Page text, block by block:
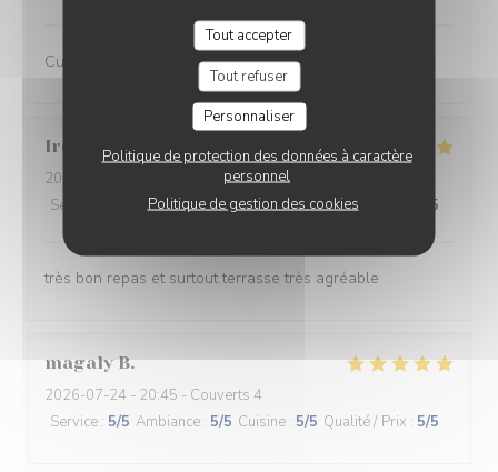
Tout accepter
Tout refuser
Personnaliser
Politique de protection des données à caractère
personnel
Politique de gestion des cookies
Cuisine raffinée et inventive
Irène B
2026-07-31
- 20:00 - Couverts 7
Service
Ambiance:5/5 Cuisine:4/5 Qualité / Prix /5
très bon repas et surtout terrasse très agréable
magaly B
2026-07-24 - 20:45 - Couverts 4
Service : 5/5 Ambiance : 5/5 Cuisine : 5/5 Qualité / Prix : 5/5